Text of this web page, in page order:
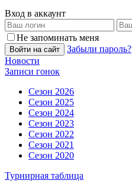
Вход в аккаунт
Не запоминать меня
Войти на сайт
Забыли пароль?
Новости
Записи гонок
Сезон 2026
Сезон 2025
Сезон 2024
Сезон 2023
Сезон 2022
Сезон 2021
Сезон 2020
Турнирная таблица